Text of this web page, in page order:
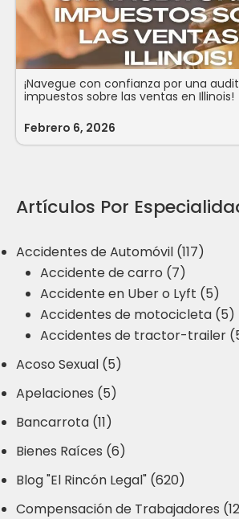
¡Navegue con confianza por una
impuestos sobre las ventas en Illinois!
Febrero 6, 2026
Artículos Por
Accidentes de Automóvil (117)
Accidente de carro (7)
Accidente en Uber o Lyft (5)
Accidentes de motocicleta (5)
Accidentes de tractor-trailer
Acoso Sexual (5)
Apelaciones (5)
Bancarrota (11)
Bienes Raíces (6)
Blog "El Rincón Legal" (620)
Compensación de Trabajadores